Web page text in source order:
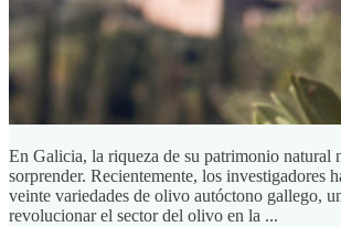
En Galicia, la riqueza de su patrimonio natural
sorprender. Recientemente, los investigadores
veinte variedades de olivo autóctono gallego,
revolucionar el sector del olivo en la ...